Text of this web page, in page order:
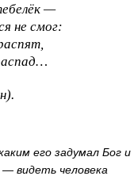
—
не смог:
его задумал Бог и
видеть человека